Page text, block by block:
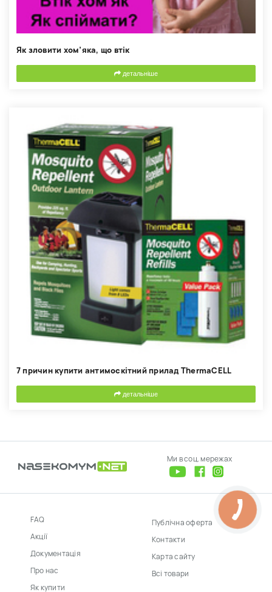
Як зловити хом’яка, що втік
детальніше
7 причин купити антимоскітний прилад ThermaCELL
детальніше
Ми в соц. мережах
FAQ
Акції
Документація
Про нас
Як купити
Публічна оферта
Контакти
Карта сайту
Всі товари